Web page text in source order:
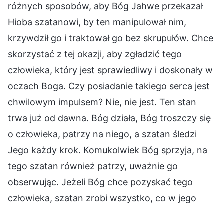
różnych sposobów, aby Bóg Jahwe przekazał
Hioba szatanowi, by ten manipulował nim,
krzywdził go i traktował go bez skrupułów. Chce
skorzystać z tej okazji, aby zgładzić tego
człowieka, który jest sprawiedliwy i doskonały w
oczach Boga. Czy posiadanie takiego serca jest
chwilowym impulsem? Nie, nie jest. Ten stan
trwa już od dawna. Bóg działa, Bóg troszczy się
o człowieka, patrzy na niego, a szatan śledzi
Jego każdy krok. Komukolwiek Bóg sprzyja, na
tego szatan również patrzy, uważnie go
obserwując. Jeżeli Bóg chce pozyskać tego
człowieka, szatan zrobi wszystko, co w jego